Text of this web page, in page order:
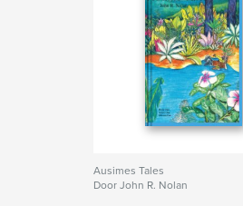
Ausimes Tales
Door John R. Nolan